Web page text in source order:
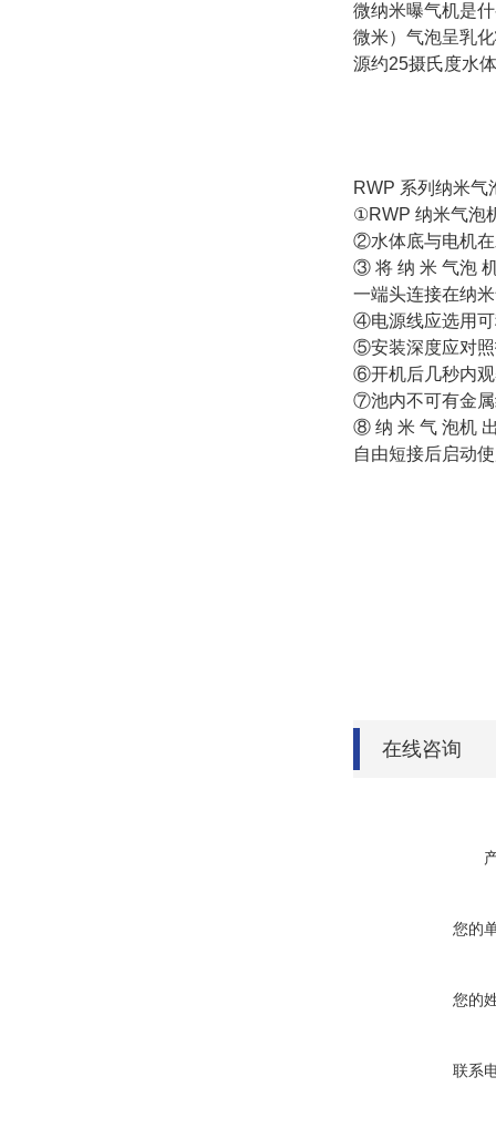
微纳米曝气机是
微米）气泡呈乳
源约25摄氏度水
RWP 系列纳米气
①RWP 纳米气泡
②水体底与电机在
③ 将 纳 米 气泡
一端头连接在纳
④电源线应选用可
⑤安装深度应对照
⑥开机后几秒内观
⑦池内不可有金属
⑧ 纳 米 气 泡机
自由短接后启动
在线咨询
您的
您的
联系